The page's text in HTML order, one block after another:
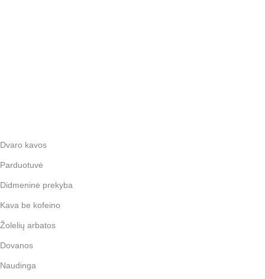
Dvaro kavos
Parduotuvė
Didmeninė prekyba
Kava be kofeino
Žolelių arbatos
Dovanos
Naudinga